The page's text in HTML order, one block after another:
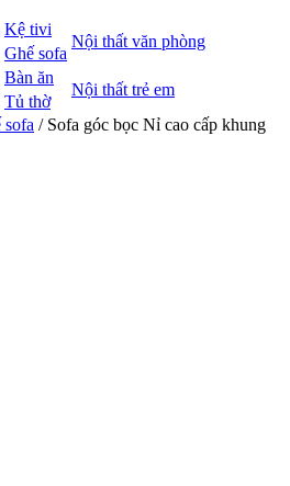
Kệ tivi
Nội thất văn phòng
Ghế sofa
Bàn ăn
Nội thất trẻ em
Tủ thờ
sofa / Sofa góc bọc Nỉ cao cấp khung